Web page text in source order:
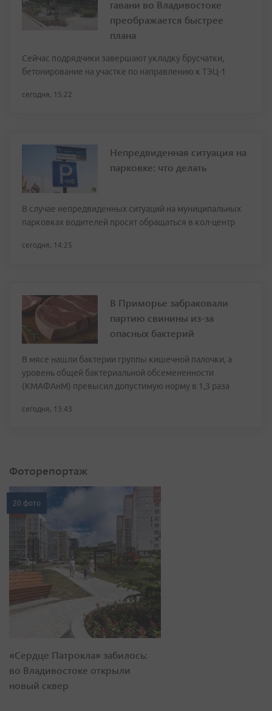
гавани во Владивостоке
преображается быстрее
плана
Сейчас подрядчики завершают укладку брусчатки,
бетонирование на участке по направлению к ТЭЦ-1
сегодня, 15:22
Непредвиденная ситуация на
парковке: что делать
В случае непредвиденных ситуаций на муниципальных
парковках водителей просят обращаться в кол-центр
сегодня, 14:25
В Приморье забраковали
партию свинины из-за
опасных бактерий
В мясе нашли бактерии группы кишечной палочки, а
уровень общей бактериальной обсемененности
(КМАФАнМ) превысил допустимую норму в 1,3 раза
сегодня, 13:43
Фоторепортаж
20 фото
«Сердце Патрокла» забилось:
во Владивостоке открыли
новый сквер